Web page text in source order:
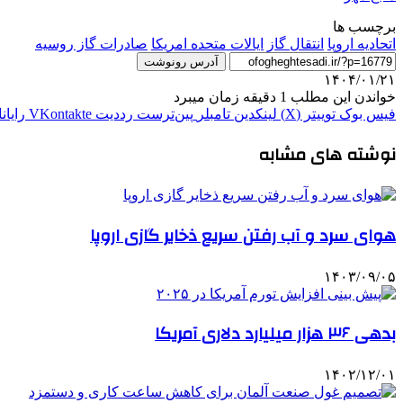
برچسب ها
اتحادیه اروپا انتقال گاز ایالات متحده امریکا صادرات گاز روسیه
آدرس رونوشت
۱۴۰۴/۰۱/۲۱
خواندن این مطلب 1 دقیقه زمان میبرد
فیس بوک توییتر (X) لینکدین ‫تامبلر ‫پین‌ترست ‫رددیت ‫VKontakte
نوشته های مشابه
هوای سرد و آب رفتن سریع ذخایر گازی اروپا
۱۴۰۳/۰۹/۰۵
بدهی ۳۶ هزار میلیارد دلاری آمریکا
۱۴۰۲/۱۲/۰۱